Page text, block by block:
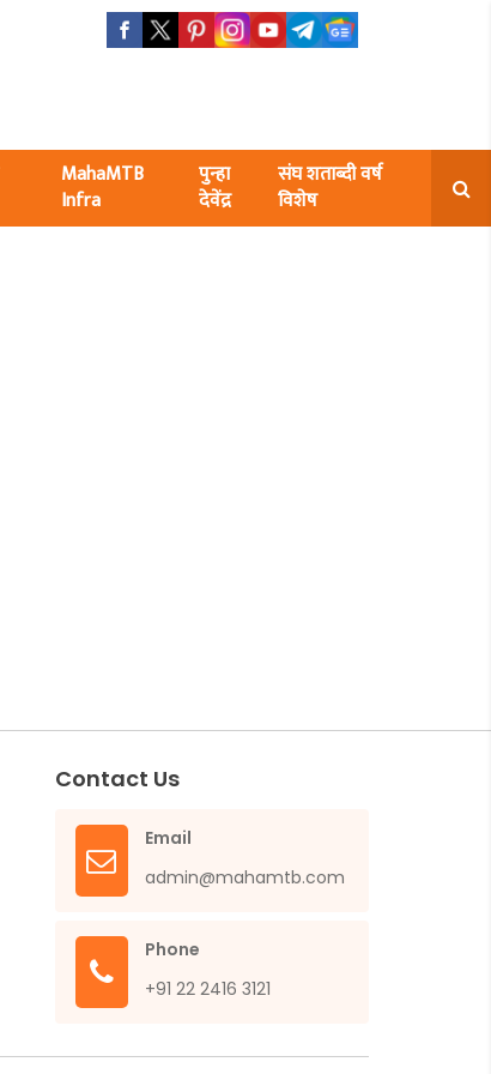
MahaMTB
Infra
पुन्हा
देवेंद्र
संघ शताब्दी वर्ष
विशेष
Contact Us
Email
admin@mahamtb.com
Phone
+91 22 2416 3121